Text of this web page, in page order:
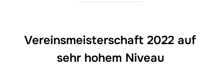
Vereinsmeisterschaft 2022 auf
sehr hohem Niveau